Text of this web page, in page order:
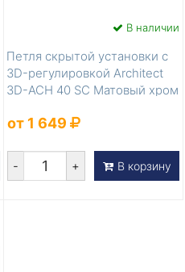
В наличии
Петля скрытой установки с
3D-регулировкой Architect
3D-ACH 40 SC Матовый хром
от 1 649
- + В корзину